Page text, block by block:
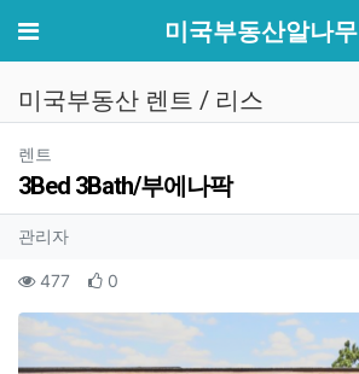
메뉴 미국부동산알나무
미국부동산 렌트 / 리스
렌트
3Bed 3Bath/부에나팍
작성자 정보
관리자작성
컨텐츠 정보
477조회 0
본문